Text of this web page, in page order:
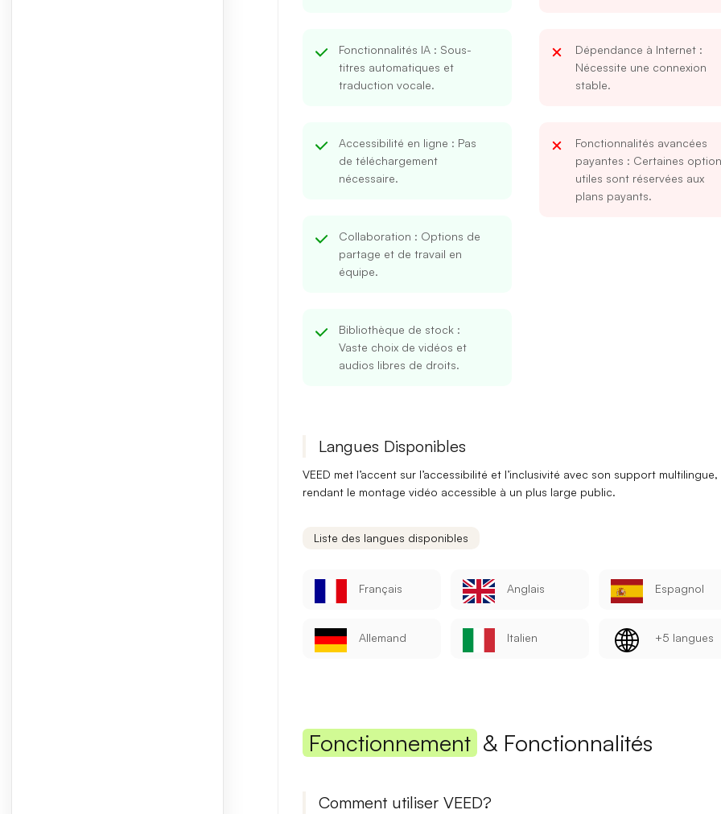
Mot de passe
Fonctionnalités IA: Sous-
titres automatiques et
traduction vocale.
Accessibilité en ligne : Pas
de téléchargement
nécessaire.
Collaboration : Options de
partage et de travail en
équipe.
Bibliothèque de stock:
Vaste choix de vidéos et
audios libres de droits.
Dépendance à Internet:
Nécessite une connexion
stable.
Fonctionnalités avancées
payantes : Certaines
utiles sont réservées aux
plans payants.
Langues Disponibles
VEED met l’accent sur l’accessibilité et l’inclusivité avec son support multilingue,
rendant le montage vidéo accessible à un plus large public.
Liste des langues disponibles
Français Anglais Espagnol
Allemand Italien +5 langues
Fonctionnement & Fonctionnalités
Comment utiliser VEED?